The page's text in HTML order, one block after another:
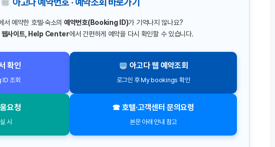
아고다 예약번호 · 예약조회 바로가기
예약한 호텔·숙소의 예약번호(Booking ID)가 기억나지 않나요?
웹사이트, Help Center에서 간편하게 예약을 다시 확인할 수 있습니다.
확인
조회
아고다 웹 예약조회
로그인 후 My bookings 확인
요청
시
☎ 호텔·고객센터 문의요령
본문 아래 안내 참고